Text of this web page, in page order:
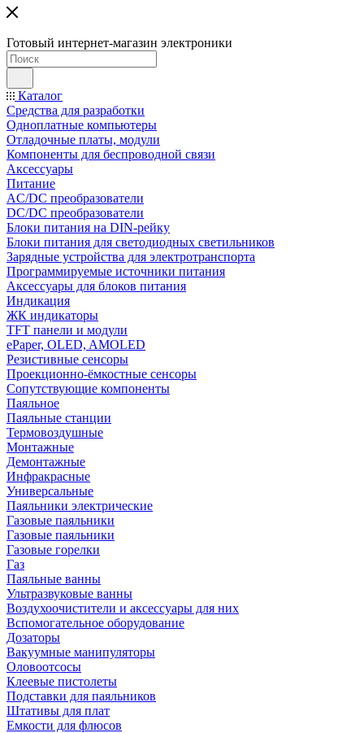
Готовый интернет-магазин электроники
Каталог
Средства для разработки
Одноплатные компьютеры
Отладочные платы, модули
Компоненты для беспроводной связи
Аксессуары
Питание
AC/DC преобразователи
DC/DC преобразователи
Блоки питания на DIN-рейку
Блоки питания для светодиодных светильников
Зарядные устройства для электротранспорта
Программируемые источники питания
Аксессуары для блоков питания
Индикация
ЖК индикаторы
TFT панели и модули
ePaper, OLED, AMOLED
Резистивные сенсоры
Проекционно-ёмкостные сенсоры
Сопутствующие компоненты
Паяльное
Паяльные станции
Термовоздушные
Монтажные
Демонтажные
Инфракрасные
Универсальные
Паяльники электрические
Газовые паяльники
Газовые паяльники
Газовые горелки
Газ
Паяльные ванны
Ультразвуковые ванны
Воздухоочистители и аксессуары для них
Вспомогательное оборудование
Дозаторы
Вакуумные манипуляторы
Оловоотсосы
Клеевые пистолеты
Подставки для паяльников
Штативы для плат
Емкости для флюсов